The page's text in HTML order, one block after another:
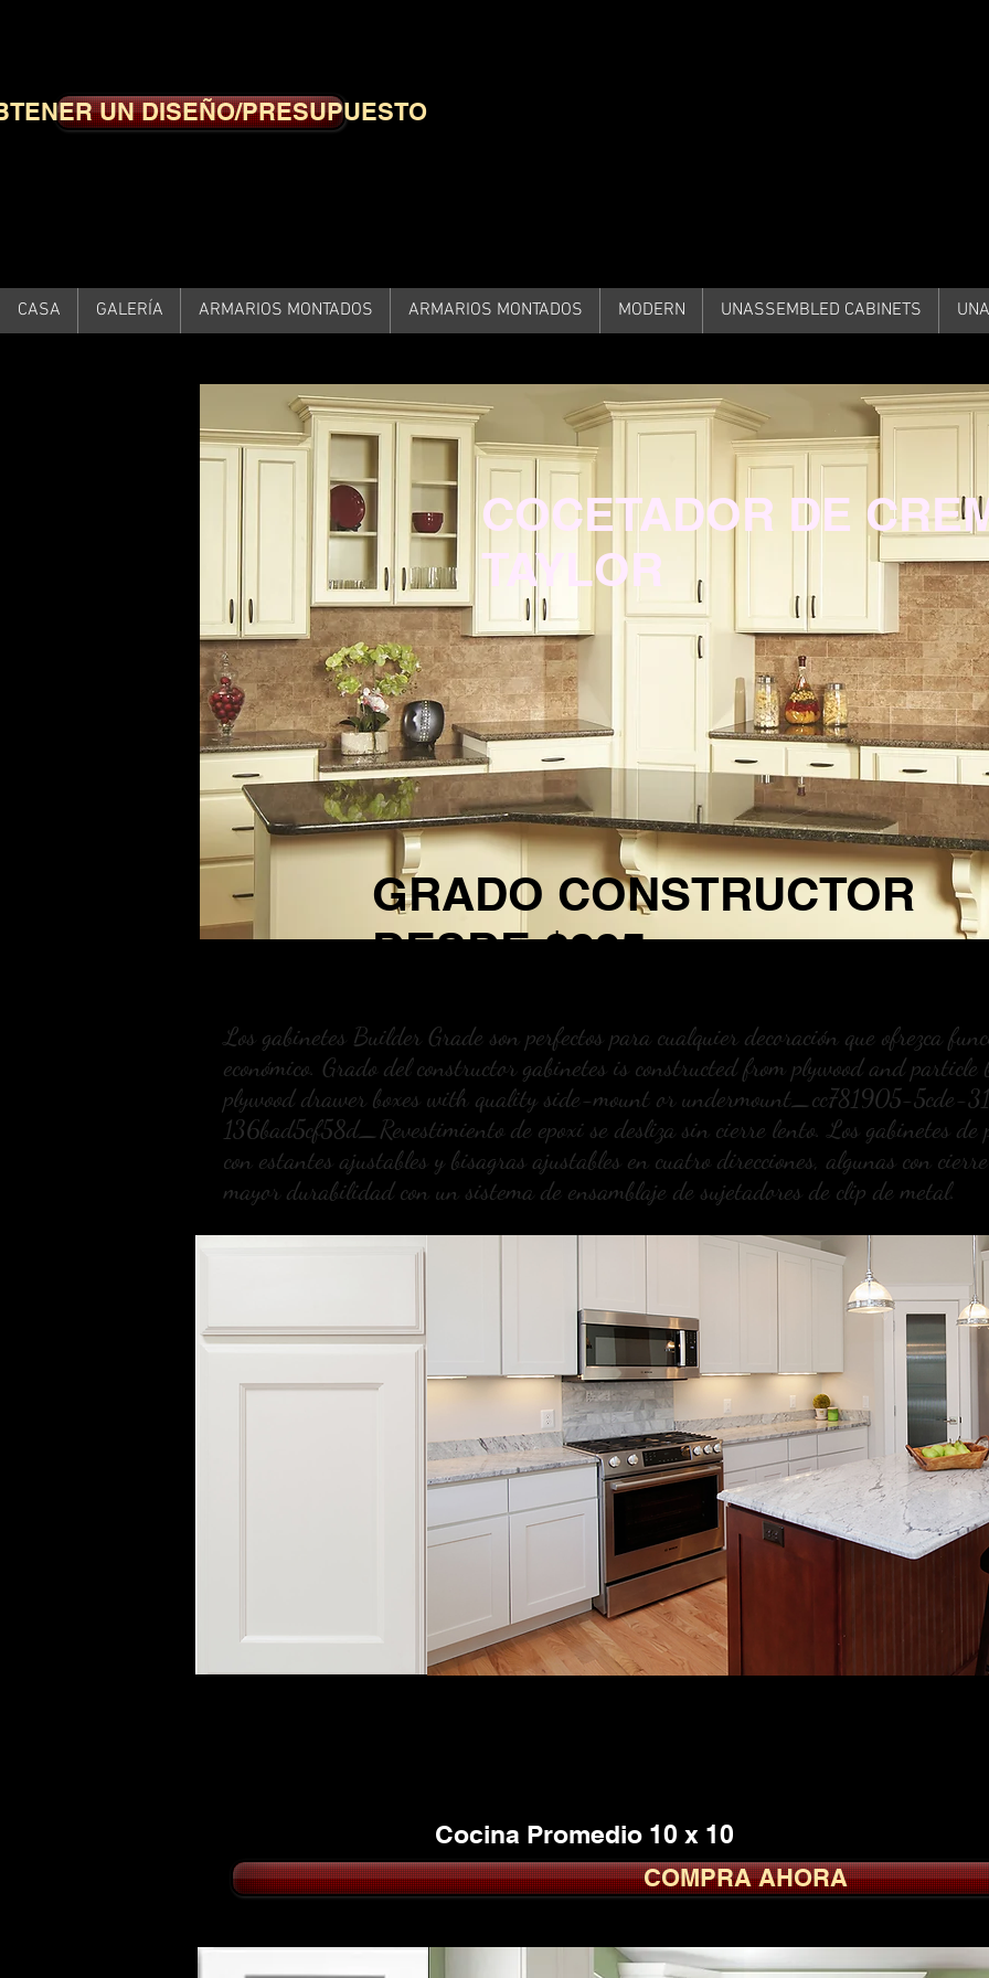
UN DISEÑO/PRESUPUESTO
CASA GALERÍA ARMARIOS MONTADOS ARMARIOS MONTADOS MODERN UNASSEMBLED CABINETS
GRADO CONSTRUCTOR
DESDE $995.
COCETADOR DE
TAYLOR
Los gabinetes Builder Grade son perfectos para cualquier decoración que ofrezca
económico. Grado del constructor gabinetes is constructed from plywood and particle
plywood drawer boxes with quality side-mount or undermount_cc781905-5cde-
136bad5cf58d_Revestimiento de epoxi se desliza sin cierre lento. Los gabinetes de
con estantes ajustables y bisagras ajustables en cuatro direcciones, algunas con
mayor durabilidad con un sistema de ensamblaje de sujetadores de clip de metal.
Cocina Promedio 10 x 10
COMPRA AHORA